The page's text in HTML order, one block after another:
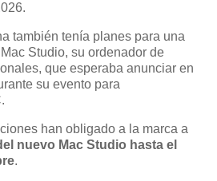
también tenía planes para una
Studio, su ordenador de
que esperaba anunciar en
su evento para
han obligado a la marca a
nuevo Mac Studio hasta el
.